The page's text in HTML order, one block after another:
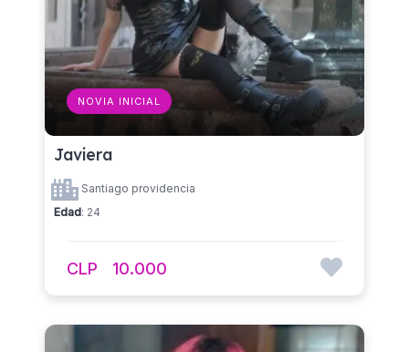
NOVIA INICIAL
Javiera
Santiago providencia
Edad: 24
CLP 10.000